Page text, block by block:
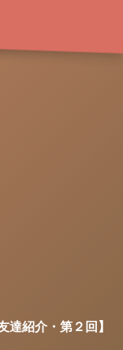
達紹介・第２回】